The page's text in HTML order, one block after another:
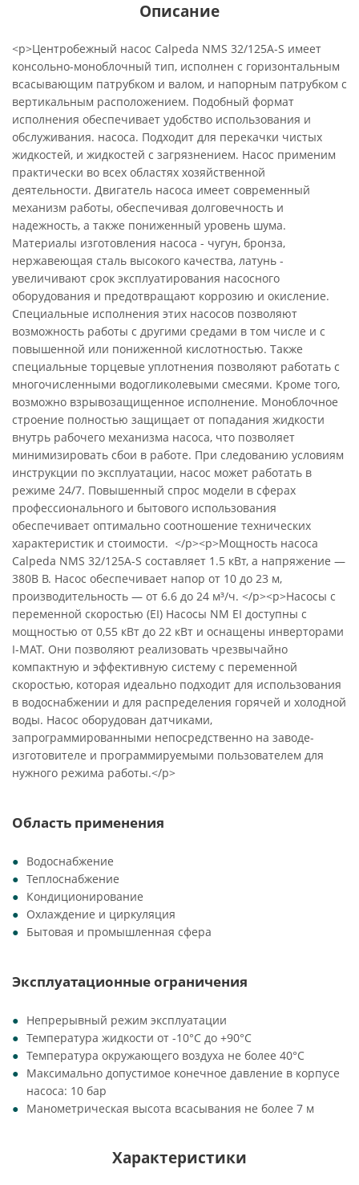
Описание
<p>Центробежный насос Calpeda NMS 32/125A-S имеет
консольно-моноблочный тип, исполнен с горизонтальным
всасывающим патрубком и валом, и напорным патрубком с
вертикальным расположением. Подобный формат
исполнения обеспечивает удобство использования и
обслуживания. насоса. Подходит для перекачки чистых
жидкостей, и жидкостей с загрязнением. Насос применим
практически во всех областях хозяйственной
деятельности. Двигатель насоса имеет современный
механизм работы, обеспечивая долговечность и
надежность, а также пониженный уровень шума.
Материалы изготовления насоса - чугун, бронза,
нержавеющая сталь высокого качества, латунь -
увеличивают срок эксплуатирования насосного
оборудования и предотвращают коррозию и окисление.
Специальные исполнения этих насосов позволяют
возможность работы с другими средами в том числе и с
повышенной или пониженной кислотностью. Также
специальные торцевые уплотнения позволяют работать с
многочисленными водогликолевыми смесями. Кроме того,
возможно взрывозащищенное исполнение. Моноблочное
строение полностью защищает от попадания жидкости
внутрь рабочего механизма насоса, что позволяет
минимизировать сбои в работе. При следованию условиям
инструкции по эксплуатации, насос может работать в
режиме 24/7. Повышенный спрос модели в сферах
профессионального и бытового использования
обеспечивает оптимально соотношение технических
характеристик и стоимости. </p><p>Мощность насоса
Calpeda NMS 32/125A-S составляет 1.5 кВт, а напряжение —
380В В. Насос обеспечивает напор от 10 до 23 м,
производительность — от 6.6 до 24 м³/ч. </p><p>Насосы с
переменной скоростью (EI) Насосы NM EI доступны с
мощностью от 0,55 кВт до 22 кВт и оснащены инверторами
I-MAT. Они позволяют реализовать чрезвычайно
компактную и эффективную систему с переменной
скоростью, которая идеально подходит для использования
в водоснабжении и для распределения горячей и холодной
воды. Насос оборудован датчиками,
запрограммированными непосредственно на заводе-
изготовителе и программируемыми пользователем для
нужного режима работы.</p>
Область применения
Водоснабжение
Теплоснабжение
Кондиционирование
Охлаждение и циркуляция
Бытовая и промышленная сфера
Эксплуатационные ограничения
Непрерывный режим эксплуатации
Температура жидкости от -10°C до +90°C
Температура окружающего воздуха не более 40°C
Максимально допустимое конечное давление в корпусе
насоса: 10 бар
Манометрическая высота всасывания не более 7 м
Характеристики